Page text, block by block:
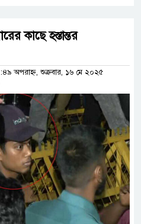
কাছে হস্তান্তর
অপরাহ্ন, শুক্রবার, ১৬ মে ২০২৫